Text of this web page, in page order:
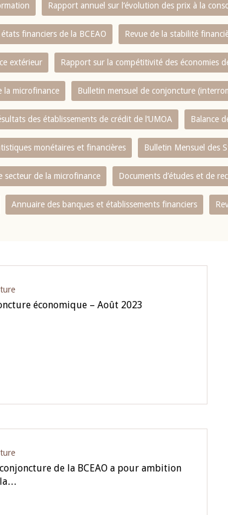
Rapport annuel sur l‘évolution des prix à la
financiers de la BCEAO Revue de la stabilité
extérieur Rapport sur la compétitivité des économies
la microfinance Bulletin mensuel de conjoncture
des établissements de crédit de l‘UMOA Balance
monétaires et financières Bulletin Mensuel des
secteur de la microfinance Documents d’études et de
Annuaire des banques et établissements financiers
économique – Août 2023
de la BCEAO a pour ambition